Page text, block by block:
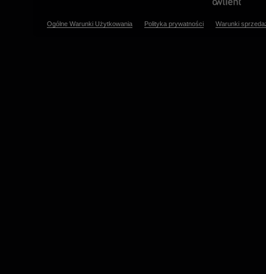
Ogólne Warunki Użytkowania Polityka prywatności Warunki